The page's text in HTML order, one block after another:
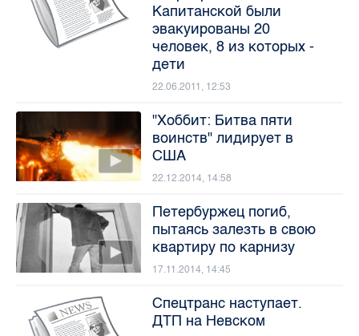
Капитанской были
эвакуированы 20
человек, 8 из которых -
дети
22.06.2011, 12:53
"Хоббит: Битва пяти
воинств" лидирует в
США
22.12.2014, 14:58
Петербуржец погиб,
пытаясь залезть в свою
квартиру по карнизу
17.11.2014, 14:45
Спецтранс наступает.
ДТП на Невском